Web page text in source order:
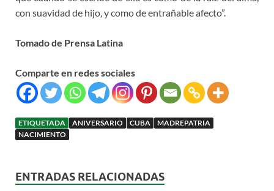
con suavidad de hijo, y como de entrañable afecto”.
Tomado de Prensa Latina
Comparte en redes sociales
ETIQUETADA ANIVERSARIO CUBA
MADREPATRIA
NACIMIENTO
ENTRADAS RELACIONADAS